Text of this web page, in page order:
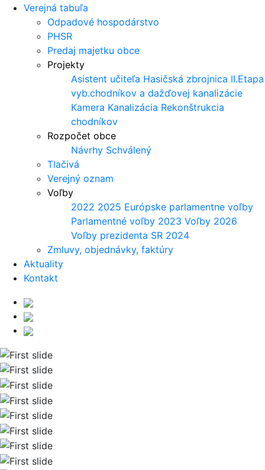
Verejná tabuľa
Odpadové hospodárstvo
PHSR
Predaj majetku obce
Projekty
Asistent učiteľa Hasičská zbrojnica II.Etapa
vyb.chodníkov a dažďovej kanalizácie
Kamera Kanalizácia Rekonštrukcia
chodníkov
Rozpočet obce
Návrhy Schválený
Tlačivá
Verejný oznam
Voľby
2022 2025 Európske parlamentne voľby
Parlamentné voľby 2023 Voľby 2026
Voľby prezidenta SR 2024
Zmluvy, objednávky, faktúry
Aktuality
Kontakt